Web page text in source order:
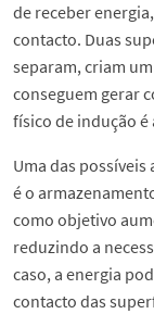
de receber
contacto. Duas
separam, criam
conseguem gerar
físico de indução
Uma das
é o
como objetivo
reduzindo a
caso, a energia
contacto das